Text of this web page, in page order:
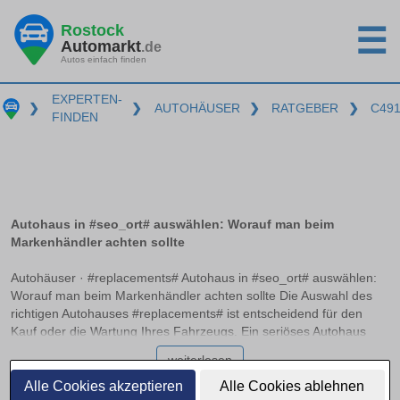
Alle Cookies akzeptieren Alle Cookies ablehnen
Rostock
Automarkt.de
Autos einfach finden ☰
❯
EXPERTEN-
FINDEN
❯ AUTOHÄUSER ❯ RATGEBER ❯
Autohaus in #seo_ort# auswählen: Worauf man beim
Markenhändler achten sollte
Autohäuser · #replacements# Autohaus in #seo_ort# auswählen:
Worauf man beim Markenhändler achten sollte Die Auswahl des
richtigen Autohauses #replacements# ist entscheidend für den
Kauf oder die Wartung Ihres Fahrzeugs. Ein seriöses Autohaus
zeichnet sich durch Transparenz, Fachkompetenz und
Zuverlässigkeit aus. Doch wie unterscheidet man zwischen einem
Vertragshändler, autorisierten Servicepartnern und freien
weiterlesen